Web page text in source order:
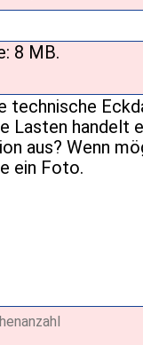
8 MB.
(erforderlich)